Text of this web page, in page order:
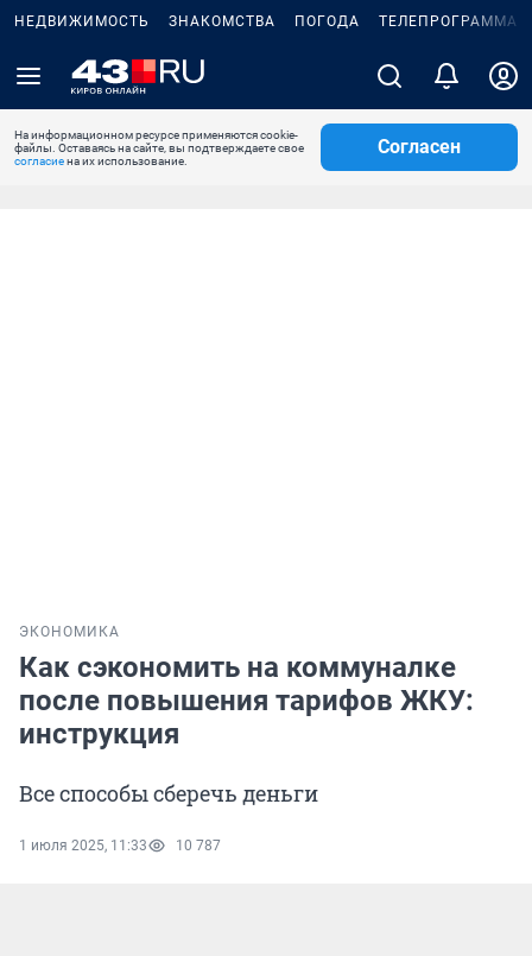
НЕДВИЖИМОСТЬ ЗНАКОМСТВА ПОГОДА ТЕЛЕПРОГРАММА
На информационном ресурсе применяются cookie-
файлы. Оставаясь на сайте, вы подтверждаете свое
согласиена их использование.
Согласен
ЭКОНОМИКА
Как сэкономить на коммуналке
после повышения тарифов ЖКУ:
инструкция
Все способы сберечь деньги
1 июля 2025, 11:33 10 787